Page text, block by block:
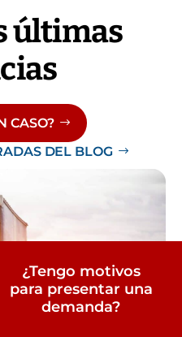
últimas
CASO?
DEL BLOG
¿Tengo motivos
para presentar una
demanda?